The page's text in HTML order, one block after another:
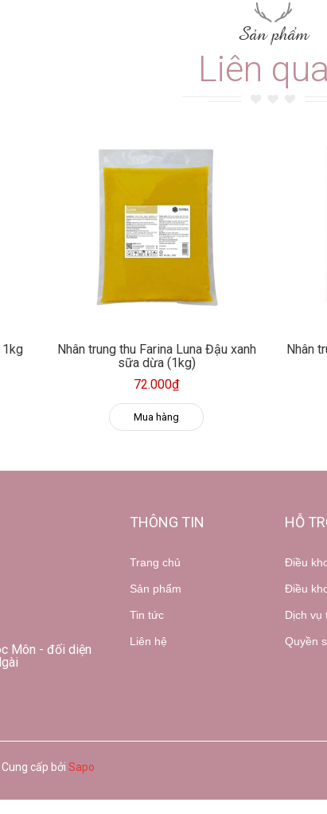
Sản phẩm
Liên
1kg
Nhân trung thu Farina Luna Đậu xanh
sữa dừa (1kg)
72.000₫
Mua hàng
Nhân
Môn - đối diện
THÔNG TIN
Trang chủ
Sản phẩm
Tin tức
Liên hệ
HỖ
Điều
Điều
Dịch vụ
Quyền
| Cung cấp bởi Sapo